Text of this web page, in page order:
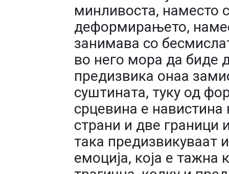
минливоста, наместо
деформирањето,
занимава со
во него мора да биде
предизвика онаа
суштината, туку од
срцевина е
страни и две граници
така предизвикуваат
емоција, која е тажна